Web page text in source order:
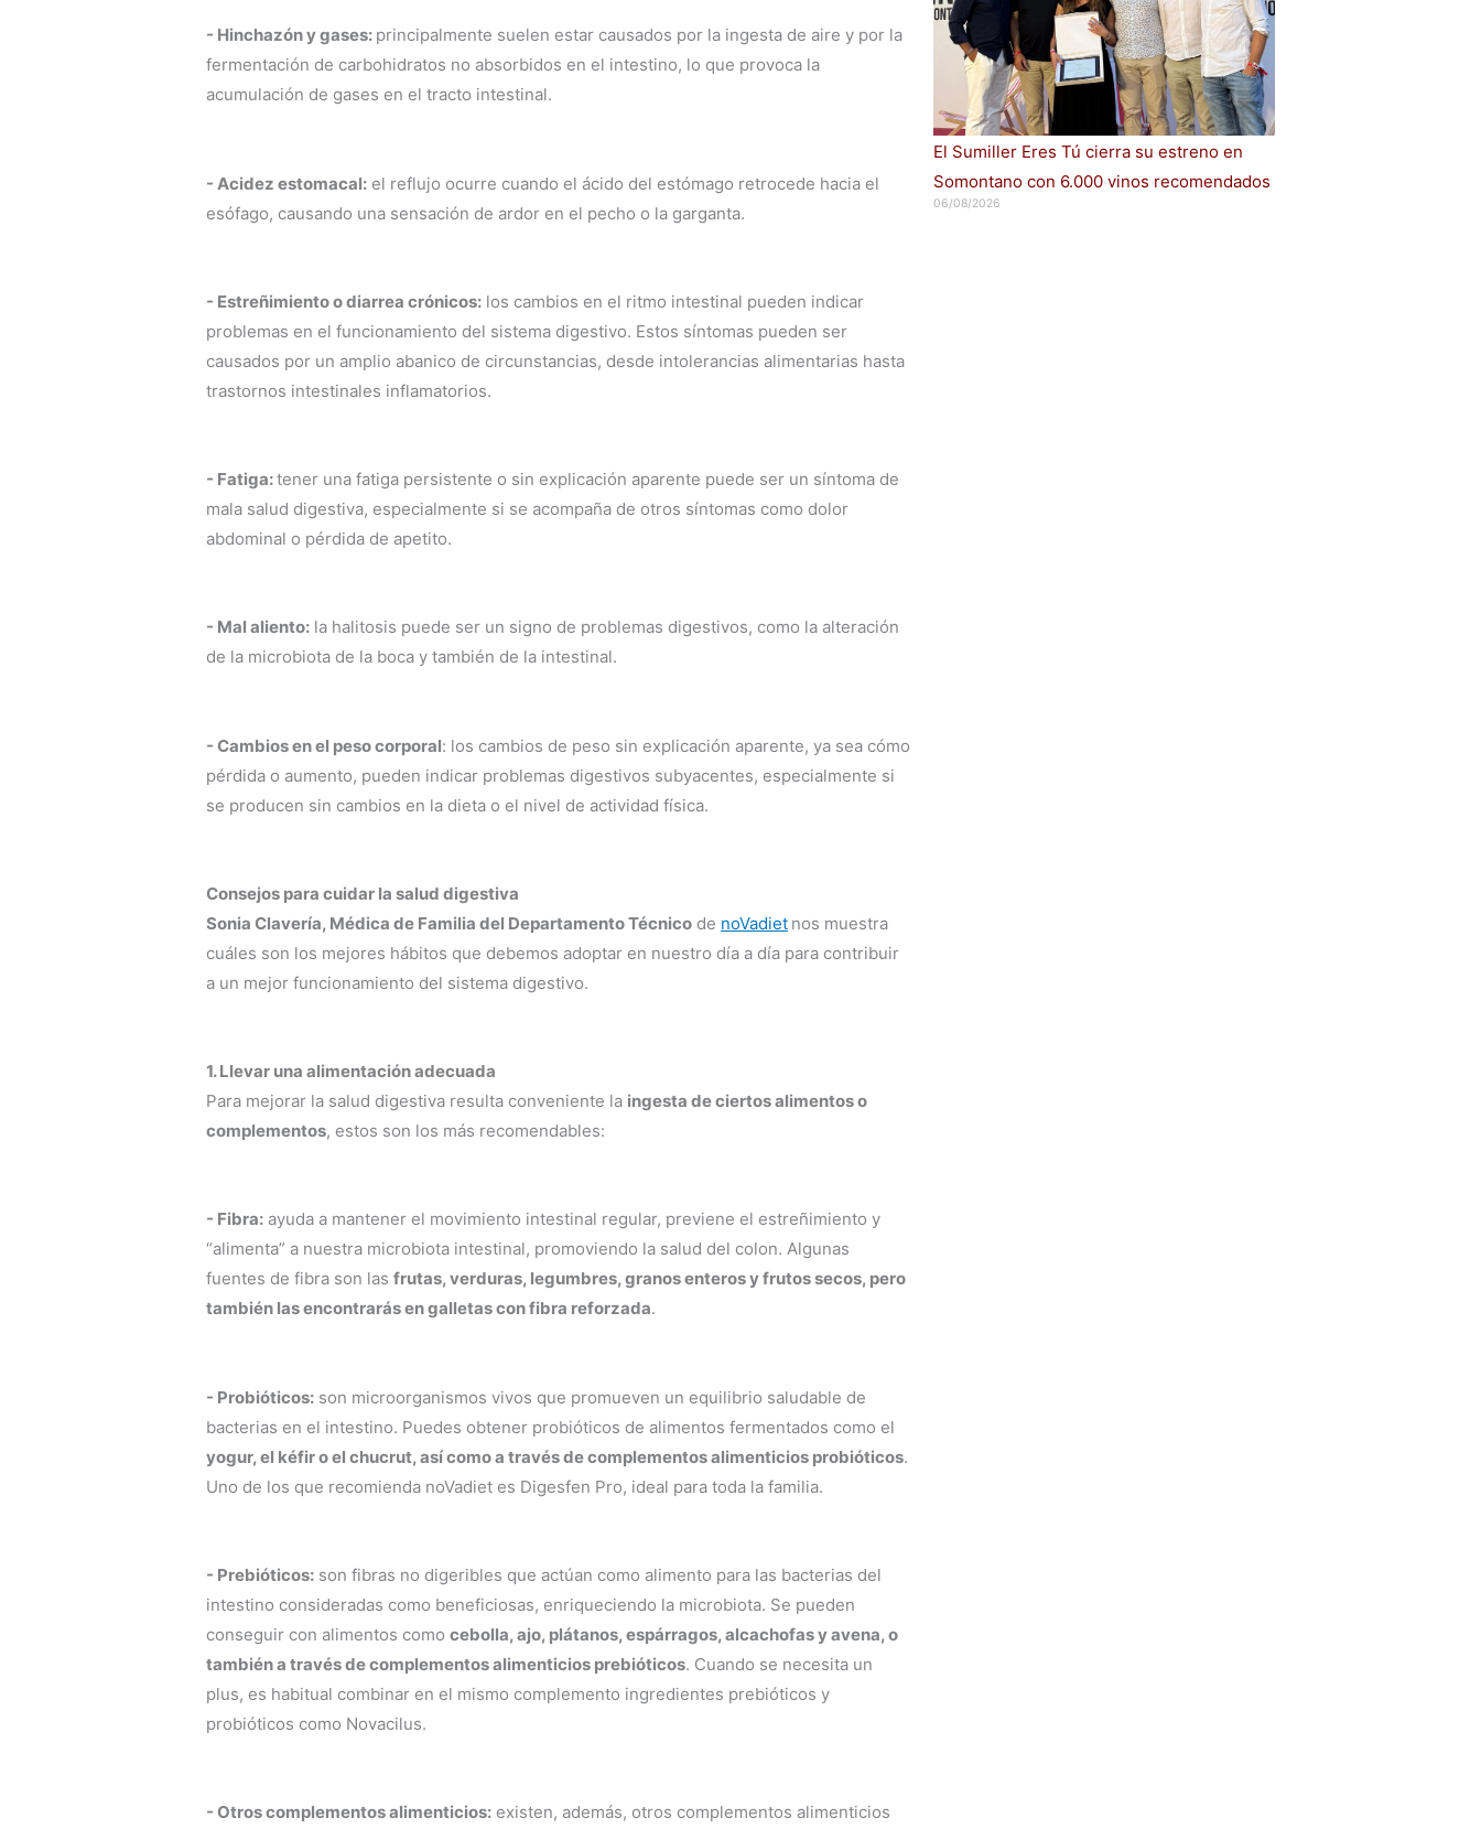
- Hinchazón y gases: principalmente suelen estar causados por la ingesta de aire y por la
fermentación de carbohidratos no absorbidos en el intestino, lo que provoca la
acumulación de gases en el tracto intestinal.
- Acidez estomacal: el reflujo ocurre cuando el ácido del estómago retrocede hacia el
esófago, causando una sensación de ardor en el pecho o la garganta.
- Estreñimiento o diarrea crónicos: los cambios en el ritmo intestinal pueden indicar
problemas en el funcionamiento del sistema digestivo. Estos síntomas pueden ser
causados por un amplio abanico de circunstancias, desde intolerancias alimentarias hasta
trastornos intestinales inflamatorios.
- Fatiga:tener una fatiga persistente o sin explicación aparente puede ser un síntoma de
mala salud digestiva, especialmente si se acompaña de otros síntomas como dolor
abdominal o pérdida de apetito.
- Mal aliento: la halitosis puede ser un signo de problemas digestivos, como la alteración
de la microbiota de la boca y también de la intestinal.
- Cambios en el peso corporal: los cambios de peso sin explicación aparente, ya sea cómo
pérdida o aumento, pueden indicar problemas digestivos subyacentes, especialmente si
se producen sin cambios en la dieta o el nivel de actividad física.
Consejos para cuidar la salud digestiva
Sonia Clavería, Médica de Familia del Departamento Técnico de noVadiet nos muestra
cuáles son los mejores hábitos que debemos adoptar en nuestro día a día para contribuir
a un mejor funcionamiento del sistema digestivo.
1. Llevar una alimentación adecuada
Para mejorar la salud digestiva resulta conveniente la ingesta de ciertos alimentos o
complementos, estos son los más recomendables:
- Fibra: ayuda a mantener el movimiento intestinal regular, previene el estreñimiento y
“alimenta” a nuestra microbiota intestinal, promoviendo la salud del colon. Algunas
fuentes de fibra son las frutas, verduras, legumbres, granos enteros y frutos secos, pero
también las encontrarás en galletas con fibra reforzada.
- Probióticos: son microorganismos vivos que promueven un equilibrio saludable de
bacterias en el intestino. Puedes obtener probióticos de alimentos fermentados como el
yogur, el kéfir o el chucrut, así como a través de complementos alimenticios probióticos.
Uno de los que recomienda noVadiet es Digesfen Pro, ideal para toda la familia.
- Prebióticos: son fibras no digeribles que actúan como alimento para las bacterias del
intestino consideradas como beneficiosas, enriqueciendo la microbiota. Se pueden
conseguir con alimentos como cebolla, ajo, plátanos, espárragos, alcachofas y avena, o
también a través de complementos alimenticios prebióticos. Cuando se necesita un
plus, es habitual combinar en el mismo complemento ingredientes prebióticos y
probióticos como Novacilus.
- Otros complementos alimenticios: existen, además, otros complementos alimenticios
El Sumiller Eres Tú cierra su estreno en
Somontano con 6.000 vinos recomendados
06/08/2026